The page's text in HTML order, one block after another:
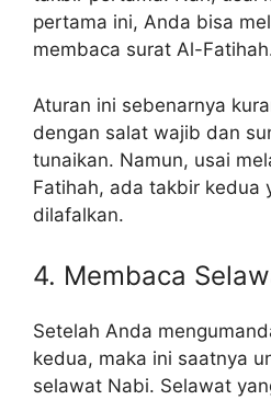
pertama ini, Anda bisa
membaca surat Al-
Aturan ini sebenarnya
dengan salat wajib dan
tunaikan. Namun, usai
Fatihah, ada takbir kedua
dilafalkan.
4. Membaca
Setelah Anda
kedua, maka ini saatnya
selawat Nabi. Selawat